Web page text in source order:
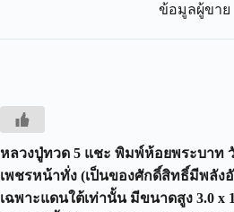
ข้อมูลผู้ขาย
หลวงปู่ทวด 5 แชะ พิมพ์ห้อยพระบาท
เพชรหน้าทั่ง (เป็นของศักดิ์สิทธิ์มีพลัง
เฉพาะแดนใต้เท่านั้น มีขนาดสูง 3.0 x